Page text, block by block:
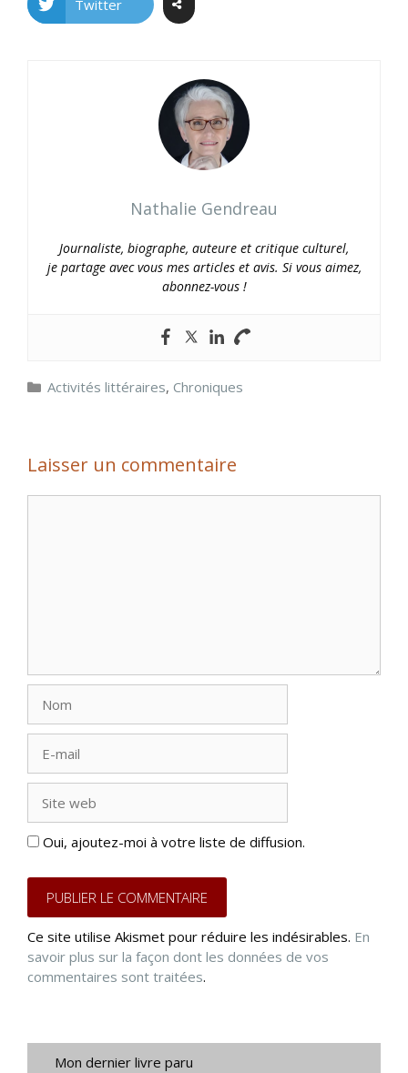
Twitter
Nathalie Gendreau
Journaliste, biographe, auteure et critique culturel,
je partage avec vous mes articles et avis. Si vous aimez,
abonnez-vous !
Catégories
Activités littéraires, Chroniques
Laisser un commentaire
mail
web
Oui, ajoutez-moi à votre liste de diffusion.
Ce site utilise Akismet pour réduire les indésirables. En
savoir plus sur la façon dont les données de vos
commentaires sont traitées.
Mon dernier livre paru